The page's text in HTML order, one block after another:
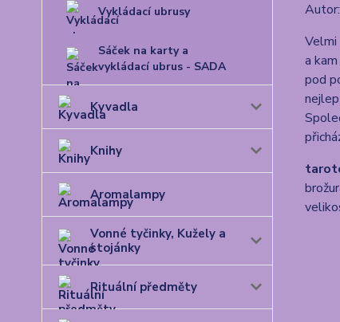
Vykládací ubrusy
Sáček na karty a
vykládací ubrus - SADA
Kyvadla
Knihy
Aromalampy
Vonné tyčinky, Kužely a
stojánky
Rituální předměty
Velmi
a
pod